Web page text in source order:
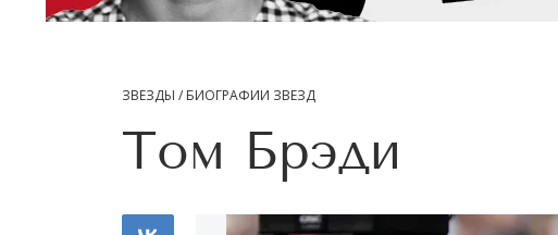
ЗВЕЗДЫ / БИОГРАФИИ ЗВЕЗД
Том Брэди